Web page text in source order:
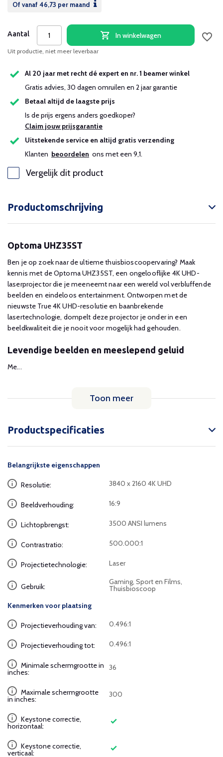
Of vanaf 46,73 per maand
Aantal In winkelwagen
Uit productie, niet meer leverbaar
Al 20 jaar met recht dé expert en nr. 1 beamer winkel
Gratis advies, 30 dagen omruilen en 2 jaar garantie
Betaal altijd de laagste prijs
Is de prijs ergens anders goedkoper?
Claim jouw prijsgarantie
Uitstekende service en altijd gratis verzending
Klanten beoordelen ons met een 9,1.
Vergelijk dit product
Productomschrijving
Optoma UHZ35ST
Ben je op zoek naar de ultieme thuisbioscoopervaring? Maak
kennis met de Optoma UHZ35ST, een ongelooflijke 4K UHD-
laserprojector die je meeneemt naar een wereld vol verbluffende
beelden en eindeloos entertainment. Ontworpen met de
nieuwste True 4K UHD-resolutie en baanbrekende
lasertechnologie, dompelt deze projector je onder in een
beeldkwaliteit die je nooit voor mogelijk had gehouden.
Levendige beelden en meeslepend geluid
Me...
Toon meer
Productspecificaties
Belangrijkste eigenschappen
Resolutie: 3840 x 2160 4K UHD
Beeldverhouding: 16:9
Lichtopbrengst: 3500 ANSI lumens
Contrastratio: 500.000:1
Projectietechnologie: Laser
Gebruik:
Gaming, Sport en Films,
Thuisbioscoop
Kenmerken voor plaatsing
Projectieverhouding van: 0.496:1
Projectieverhouding tot: 0.496:1
Minimale schermgrootte in
inches:
36
Maximale schermgrootte
in inches:
300
Keystone correctie,
horizontaal:
Keystone correctie,
verticaal: